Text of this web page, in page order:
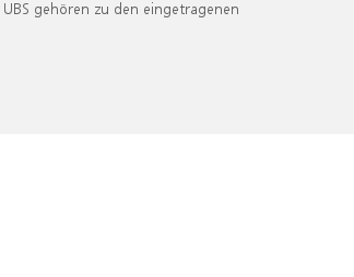
gehören zu den eingetragenen